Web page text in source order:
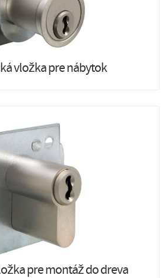
vložka pre nábytok
pre montáž do dreva